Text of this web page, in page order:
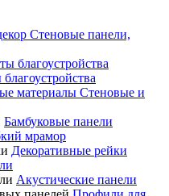
Стеновые панели,
Стеновые и
Бамбуковые панели
мрамор
Декоративные рейки
Акустические панели